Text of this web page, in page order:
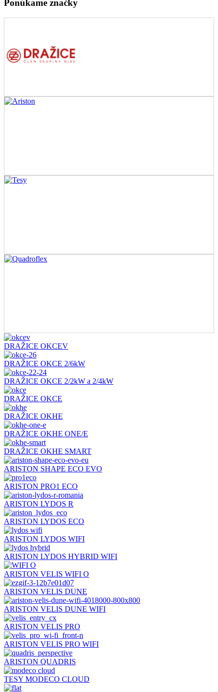
Ponúkame značky
DRAŽICE OKCEV
DRAŽICE OKCE 2/6kW
DRAŽICE OKCE 2/2kW a 2/4kW
DRAŽICE OKCE
DRAŽICE OKHE
DRAŽICE OKHE ONE/E
DRAŽICE OKHE SMART
ARISTON SHAPE ECO EVO
ARISTON PRO1 ECO
ARISTON LYDOS R
ARISTON LYDOS ECO
ARISTON LYDOS WIFI
ARISTON LYDOS HYBRID WIFI
ARISTON VELIS WIFI O
ARISTON VELIS DUNE
ARISTON VELIS DUNE WIFI
ARISTON VELIS PRO
ARISTON VELIS PRO WIFI
ARISTON QUADRIS
TESY MODECO CLOUD